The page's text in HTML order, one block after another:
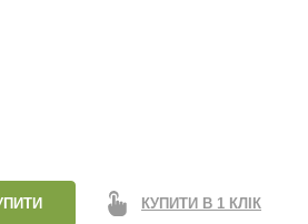
КУПИТИ В 1 КЛІК